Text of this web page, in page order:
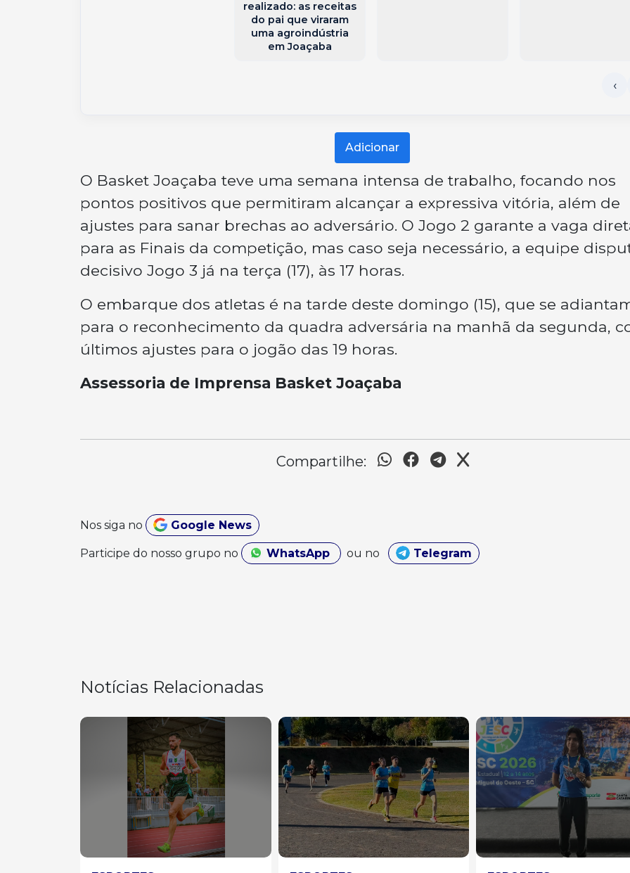
realizado: as receitas
do pai que viraram
uma agroindústria
em Joaçaba
Adicionar
O Basket Joaçaba teve uma semana intensa de trabalho, focando nos
pontos positivos que permitiram alcançar a expressiva vitória, além de
ajustes para sanar brechas ao adversário. O Jogo 2 garante a vaga
para as Finais da competição, mas caso seja necessário, a equipe
decisivo Jogo 3 já na terça (17), às 17 horas.
O embarque dos atletas é na tarde deste domingo (15), que se
para o reconhecimento da quadra adversária na manhã da segunda,
últimos ajustes para o jogão das 19 horas.
Assessoria de Imprensa Basket Joaçaba
Compartilhe:
Nos siga no Google News
Participe do nosso grupo no WhatsApp ou no Telegram
Notícias Relacionadas